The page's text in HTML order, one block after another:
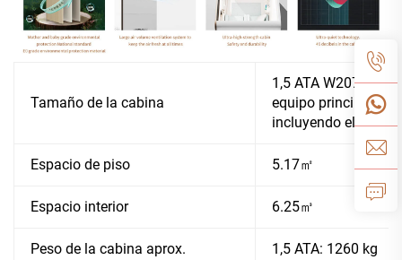
Tamaño de la cabina
1,5 ATA
equipo principal、
incluyendo el
Espacio de piso 5.17㎡
Espacio interior 6.25㎥
Peso de la cabina aprox. 1,5 ATA: 1260 kg